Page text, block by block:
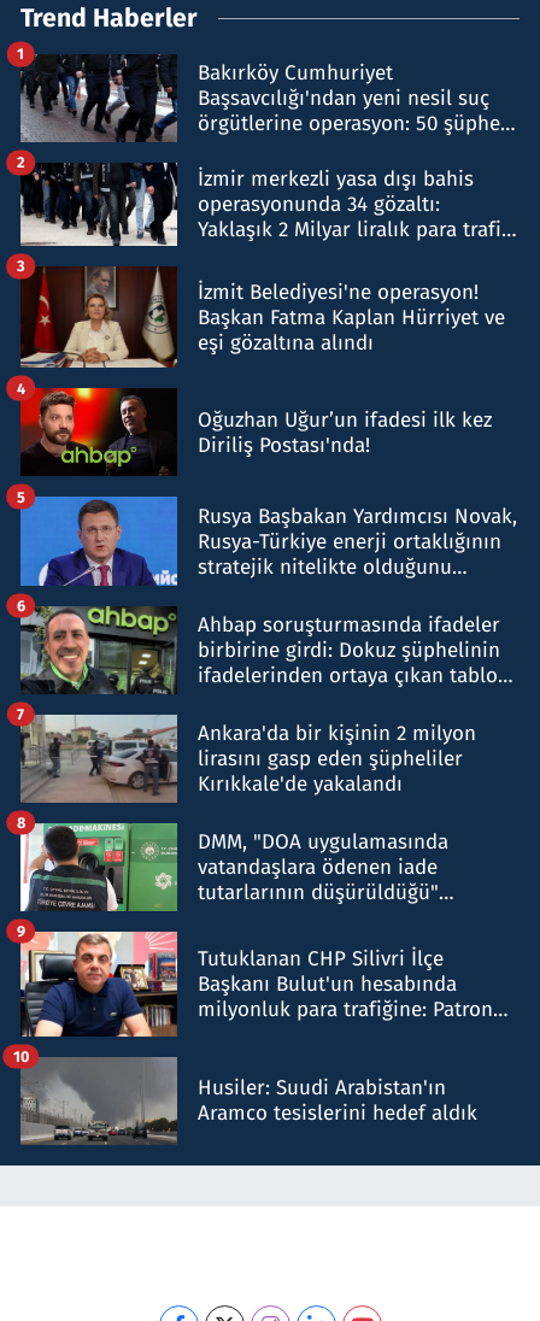
Trend Haberler
Bakırköy Cumhuriyet
Başsavcılığı'ndan yeni nesil suç
örgütlerine operasyon: 50 şüpheli
1
İzmir merkezli yasa dışı bahis
operasyonunda 34 gözaltı:
Yaklaşık 2 Milyar liralık para trafiği
2
İzmit Belediyesi'ne operasyon!
Başkan Fatma Kaplan Hürriyet ve
eşi gözaltına alındı
3
Oğuzhan Uğur’un ifadesi ilk kez
Diriliş Postası'nda!
4
Rusya Başbakan Yardımcısı Novak,
Rusya-Türkiye enerji ortaklığının
stratejik nitelikte olduğunu
5
Ahbap soruşturmasında ifadeler
birbirine girdi: Dokuz şüphelinin
ifadelerinden ortaya çıkan tablo
6
Ankara'da bir kişinin 2 milyon
lirasını gasp eden şüpheliler
Kırıkkale'de yakalandı
7
DMM, "DOA uygulamasında
vatandaşlara ödenen iade
tutarlarının düşürüldüğü"
8
Tutuklanan CHP Silivri İlçe
Başkanı Bulut'un hesabında
milyonluk para trafiğine: Patron
9
Husiler: Suudi Arabistan'ın
Aramco tesislerini hedef aldık
10